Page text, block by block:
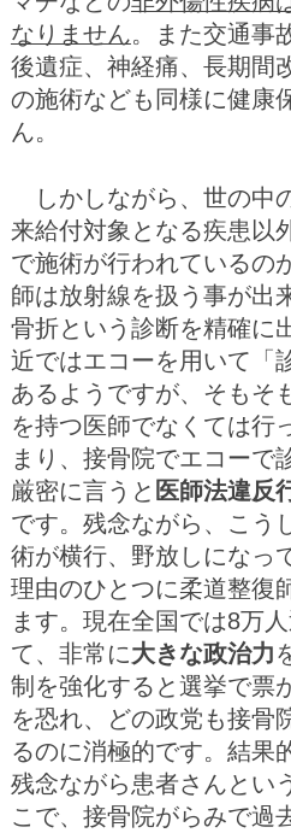
なりません。また交通事
後遺症、神経痛、長期間
の施術なども同様に健康
ん。
しかしながら、世の中
来給付対象となる疾患以
で施術が行われているの
師は放射線を扱う事が出
骨折という診断を精確に
近ではエコーを用いて「
あるようですが、そもそ
を持つ医師でなくては行
まり、接骨院でエコーで
厳密に言うと 医師法違反
です。残念ながら、こう
術が横行、野放しになっ
理由のひとつに柔道整復
ます。現在全国では8万
て、非常に大きな政治力
制を強化すると選挙で票
を恐れ、どの政党も接骨
るのに消極的です。結果
残念ながら患者さんとい
こで、接骨院がらみで過